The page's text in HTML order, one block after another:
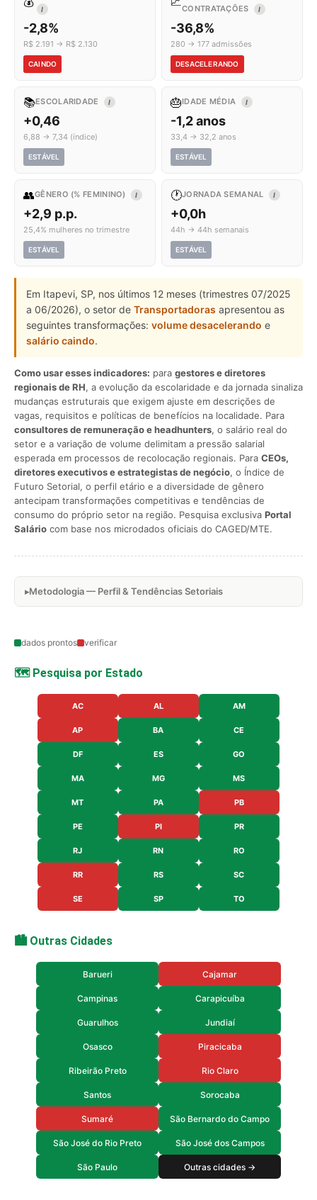
I
-2,8%
R$ 2.191 → R$ 2.130
CAINDO
CONTRATAÇÕES I
-36,8%
280 → 177 admissões
DESACELERANDO
📚ESCOLARIDADE I
+0,46
6,88 → 7,34 (índice)
ESTÁVEL
🎂IDADE MÉDIA I
-1,2 anos
33,4 → 32,2 anos
ESTÁVEL
👥GÊNERO (% FEMININO) I
+2,9 p.p.
25,4% mulheres no trimestre
ESTÁVEL
🕐JORNADA SEMANAL I
+0,0h
44h → 44h semanais
ESTÁVEL
Em Itapevi, SP, nos últimos 12 meses (trimestres 07/2025
a 06/2026), o setor de Transportadoras apresentou as
seguintes transformações: volume desacelerando e
salário caindo.
Como usar esses indicadores: para gestores e diretores
regionais de RH, a evolução da escolaridade e da jornada sinaliza
mudanças estruturais que exigem ajuste em descrições de
vagas, requisitos e políticas de benefícios na localidade. Para
consultores de remuneração e headhunters, o salário real do
setor e a variação de volume delimitam a pressão salarial
esperada em processos de recolocação regionais. Para CEOs,
diretores executivos e estrategistas de negócio, o Índice de
Futuro Setorial, o perfil etário e a diversidade de gênero
antecipam transformações competitivas e tendências de
consumo do próprio setor na região. Pesquisa exclusiva Portal
Salário com base nos microdados oficiais do CAGED/MTE.
Metodologia — Perfil & Tendências Setoriais
dados prontos verificar
🗺️ Pesquisa por Estado
AC AL AM
AP BA CE
DF ES GO
MA MG MS
MT PA PB
PE PI PR
RJ RN RO
RR RS SC
SE SP TO
🏙️ Outras Cidades
Barueri Cajamar
Campinas Carapicuíba
Guarulhos Jundiaí
Osasco Piracicaba
Ribeirão Preto Rio Claro
Santos Sorocaba
Sumaré São Bernardo do Campo
São José do Rio Preto São José dos Campos
São Paulo Outras cidades →